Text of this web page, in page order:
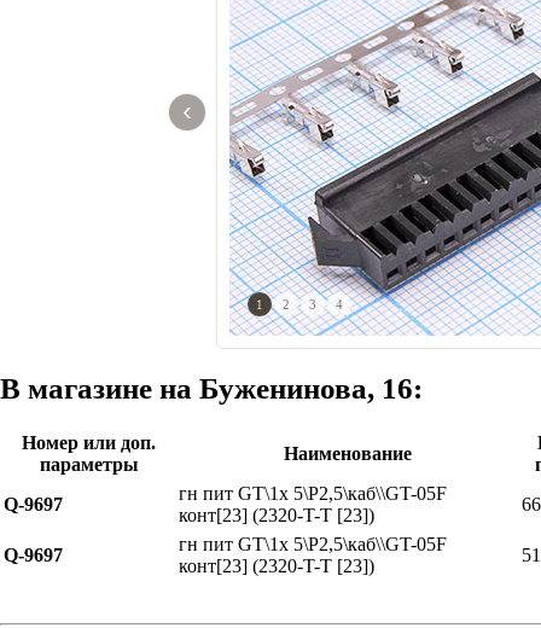
‹
1 2 3 4
В магазине на Буженинова, 16:
Номер или доп.
параметры
Наименование
Q-9697
гн пит GT\1x 5\P2,5\каб\\GT-05F
конт[23] (2320-T-T [23])
Q-9697
гн пит GT\1x 5\P2,5\каб\\GT-05F
конт[23] (2320-T-T [23])